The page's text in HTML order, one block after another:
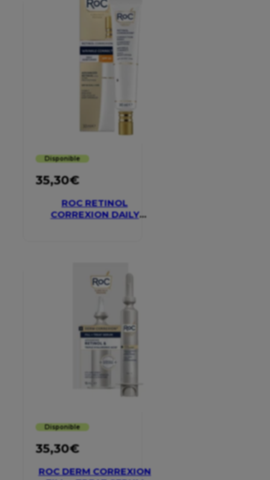
Disponible
35,30€
ROC RETINOL
CORREXION DAILY
Disponible
35,30€
ROC DERM CORREXION